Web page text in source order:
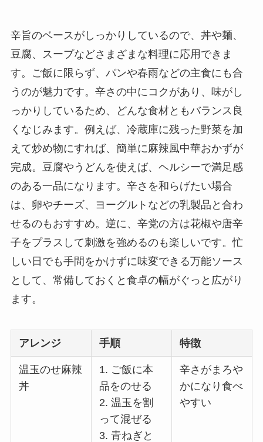
辛旨のベースがしっかりしているので、丼や麺、
豆腐、スープなどさまざまな料理に応用できま
す。ご飯に限らず、パンや春雨などの主食にも合
うのが魅力です。辛さの中にコクがあり、味がし
っかりしているため、どんな食材ともバランス良
くなじみます。例えば、冷蔵庫に残った野菜を加
えて炒め物にすれば、簡単に麻辣風中華おかずが
完成。豆腐やうどんを使えば、ヘルシーで満足感
のある一品になります。辛さを和らげたい場合
は、卵やチーズ、ヨーグルトなどの乳製品と合わ
せるのもおすすめ。逆に、辛党の方は花椒や唐辛
子をプラスして刺激を強めるのも楽しいです。忙
しい日でも手間をかけずに味変できる万能ソース
として、常備しておくと食卓の幅がぐっと広がり
ます。
アレンジ 手順 特徴
温玉のせ麻辣
丼
1. ご飯に本
品をのせる
2. 温玉を割
って混ぜる
3. 青ねぎと
辛さがまろや
かになり食べ
やすい